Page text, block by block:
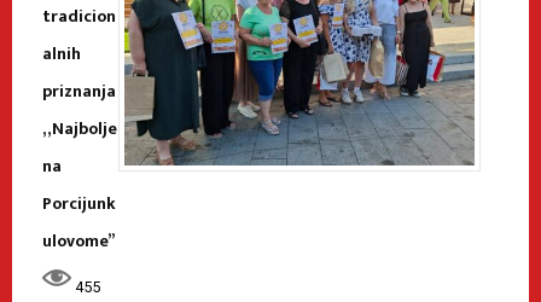
tradicion
alnih
priznanja
„Najbolje
na
Porcijunk
ulovome”
455